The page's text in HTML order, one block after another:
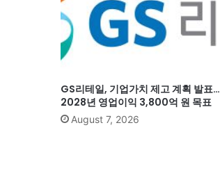
GS리테일, 기업가치 제고 계획 발표…
2028년 영업이익 3,800억 원 목표
August 7, 2026